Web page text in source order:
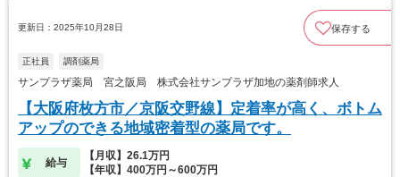
更新日：2025年10月28日 保存する
正社員 調剤薬局
サンプラザ薬局 宮之阪局 株式会社サンプラザ加地の薬剤師求人
【大阪府枚方市／京阪交野線】定着率が高く、ボトム
アップのできる地域密着型の薬局です。
給与
【月収】26.1万円
【年収】400万円～600万円